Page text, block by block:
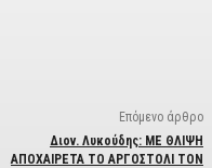
Επόμενο άρθρο
Διον. Λυκούδης: ΜΕ ΘΛΙΨΗ
ΑΠΟΧΑΙΡΕΤΑ ΤΟ ΑΡΓΟΣΤΟΛΙ ΤΟΝ